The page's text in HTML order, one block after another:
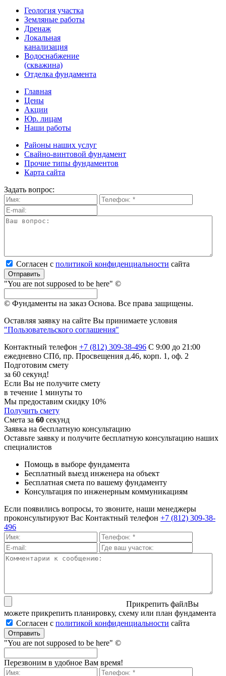
Геология участка
Земляные работы
Дренаж
Локальная
канализация
Водоснабжение
(скважина)
Отделка фундамента
Главная
Цены
Акции
Юр. лицам
Наши работы
Районы наших услуг
Свайно-винтовой фундамент
Прочие типы фундаментов
Карта сайта
Задать вопрос:
Согласен с политикой кон­фи­ден­ци­аль­нос­ти сайта
Отправить
"You are not supposed to be here" ©
© Фундаменты на заказ Основа. Все права защищены.
Оставляя заявку на сайте Вы принимаете условия
"Пользовательского соглашения"
Контактный телефон +7 (812) 309-38-496 С 9:00 до 21:00
ежедневно СПб, пр. Просвещения д.46, корп. 1, оф. 2
Подготовим смету
за 60 секунд!
Если Вы не получите смету
в течение 1 минуты то
Мы предоставим скидку 10%
Получить смету
Смета за 60 секунд
Заявка на бесплатную консультацию
Оставьте заявку и получите бесплатную консультацию наших
специалистов
Помощь в выборе фундамента
Бесплатный выезд инженера на объект
Бесплатная смета по вашему фундаменту
Консультация по инженерным коммуникациям
Если появились вопросы, то звоните, наши менеджеры
проконсультируют Вас Контактный телефон +7 (812) 309-38-
496
Прикрепить файлВы
можете прикрепить планировку, схему или план фундамента
Согласен с политикой кон­фи­ден­ци­аль­нос­ти сайта
Отправить
"You are not supposed to be here" ©
Перезвоним в удобное Вам время!